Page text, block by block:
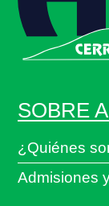
SOBRE
¿Quiénes
Admisiones